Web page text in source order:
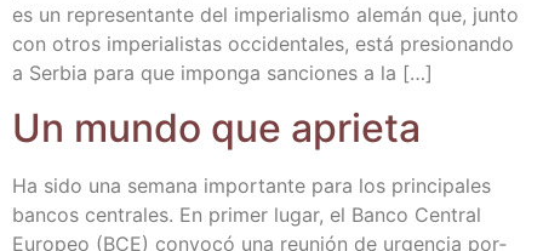
es un repre­sen­tan­te del impe­ria­lis­mo ale­mán que, jun­to
con otros impe­ria­lis­tas occi­den­ta­les, está pre­sio­nan­do
a Ser­bia para que impon­ga san­cio­nes a la […]
Un mun­do que aprieta
Ha sido una sema­na impor­tan­te para los prin­ci­pa­les
ban­cos cen­tra­les. En pri­mer lugar, el Ban­co Cen­tral
Euro­peo (BCE) con­vo­có una reu­nión de urgen­cia por­